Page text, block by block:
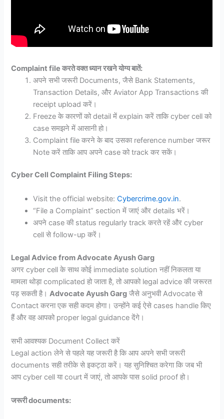
Complaint file करते वक्त ध्यान रखने योग्य बातें:
अपने सभी जरूरी Documents, जैसे Bank Statements,
Transaction Details, और Aviator App Transactions की
receipt upload करें।
Freeze के कारणों को detail में explain करें ताकि cyber cell को
case समझने में आसानी हो।
Complaint file करने के बाद उसका reference number जरूर
Note करें ताकि आप अपने case को track कर सकें।
Cyber Cell Complaint Filing Steps:
Visit the official website: Cybercrime.gov.in.
“File a Complaint” section में जाएं और details भरें।
अपने case की status regularly track करते रहें और cyber
cell से follow-up करें।
Legal Advice from Advocate Ayush Garg
अगर cyber cell के साथ कोई immediate solution नहीं निकलता या
मामला थोड़ा complicated हो जाता है, तो आपको legal advice की जरूरत
पड़ सकती है।Advocate Ayush Garg जैसे अनुभवी Advocate से
Contact करना एक सही कदम होगा। उन्होंने कई ऐसे cases handle किए
हैं और वह आपको proper legal guidance देंगे।
सभी आवश्यक Document Collect करें
Legal action लेने से पहले यह जरूरी है कि आप अपने सभी जरूरी
documents सही तरीके से इकट्ठा करें। यह सुनिश्चित करेगा कि जब भी
आप cyber cell या court में जाएं, तो आपके पास solid proof हो।
जरूरी documents: